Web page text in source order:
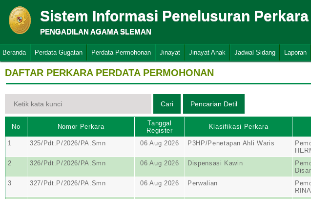
Sistem Informasi Penelusuran Perkara
PENGADILAN AGAMA SLEMAN
Beranda Perdata Gugatan Perdata Permohonan Jinayat Jinayat Anak Jadwal Sidang Laporan
DAFTAR PERKARA PERDATA PERMOHONAN
No Nomor Perkara
Tanggal
Register
Klasifikasi Perkara
1 325/Pdt.P/2026/PA.Smn 06 Aug 2026 P3HP/Penetapan Ahli Waris
2 326/Pdt.P/2026/PA.Smn 06 Aug 2026 Dispensasi Kawin
3 327/Pdt.P/2026/PA.Smn 06 Aug 2026 Perwalian